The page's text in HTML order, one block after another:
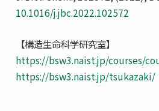
10.1016/j.jbc.2022.102572
【構造生命科学研究室】
https://bsw3.naist.jp/courses/
https://bsw3.naist.jp/tsukazaki/